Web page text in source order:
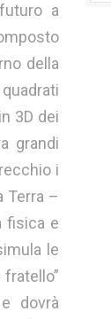
a
della
3D dei
grandi
i
Terra –
fisica e
le
dovrà